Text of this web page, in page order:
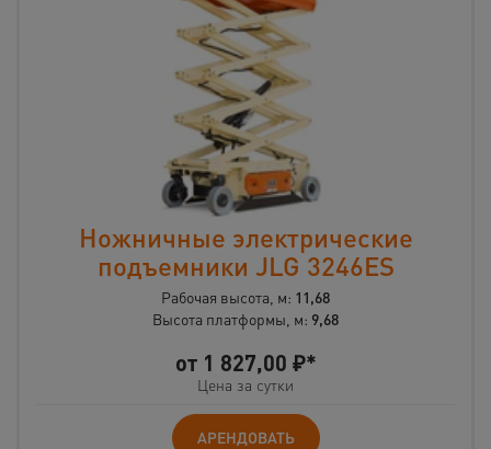
Ножничные электрические
подъемники JLG 3246ES
Рабочая высота, м: 11,68
Высота платформы, м: 9,68
от 1 827,00 ₽*
Цена за сутки
АРЕНДОВАТЬ